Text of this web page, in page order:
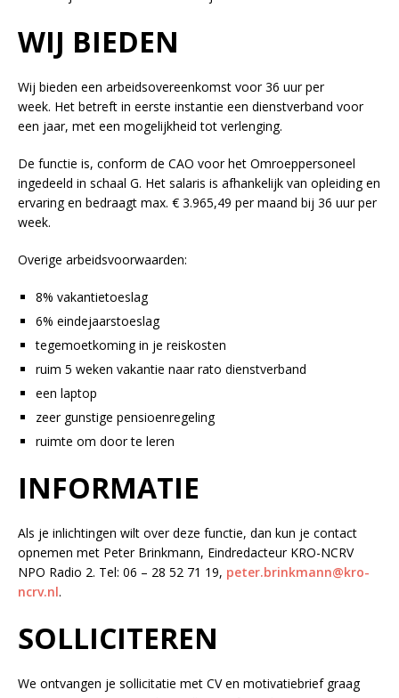
WIJ BIEDEN
Wij bieden een arbeidsovereenkomst voor 36 uur per
week. Het betreft in eerste instantie een dienstverband voor
een jaar, met een mogelijkheid tot verlenging.
De functie is, conform de CAO voor het Omroeppersoneel
ingedeeld in schaal G. Het salaris is afhankelijk van opleiding en
ervaring en bedraagt max. € 3.965,49 per maand bij 36 uur per
week.
Overige arbeidsvoorwaarden:
8% vakantietoeslag
6% eindejaarstoeslag
tegemoetkoming in je reiskosten
ruim 5 weken vakantie naar rato dienstverband
een laptop
zeer gunstige pensioenregeling
ruimte om door te leren
INFORMATIE
Als je inlichtingen wilt over deze functie, dan kun je contact
opnemen met Peter Brinkmann, Eindredacteur KRO-NCRV
NPO Radio 2. Tel: 06 – 28 52 71 19, peter.brinkmann@kro-
ncrv.nl.
SOLLICITEREN
We ontvangen je sollicitatie met CV en motivatiebrief graag